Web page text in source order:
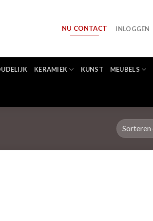
NU CONTACT INLOGGEN
KERAMIEK KUNST MEUBELS